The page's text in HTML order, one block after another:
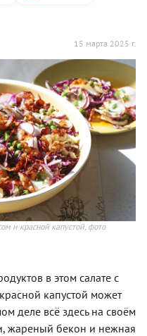
15 марта 2025 г.
и красной капустой, фото
в этом салате с
капустой может
деле всё здесь на своём
жареный бекон и нежная